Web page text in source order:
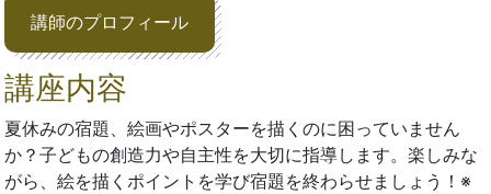
講師のプロフィール
講座内容
夏休みの宿題、絵画やポスターを描くのに困っていません
か？子どもの創造力や自主性を大切に指導します。楽しみな
がら、絵を描くポイントを学び宿題を終わらせましょう！※